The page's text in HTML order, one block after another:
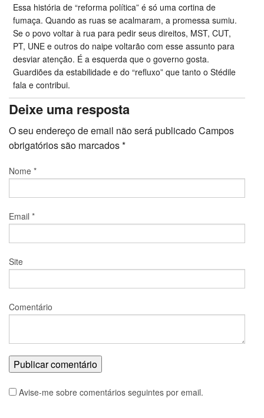
Essa história de “reforma política” é só uma cortina de
fumaça. Quando as ruas se acalmaram, a promessa sumiu.
Se o povo voltar à rua para pedir seus direitos, MST, CUT,
PT, UNE e outros do naipe voltarão com esse assunto para
desviar atenção. É a esquerda que o governo gosta.
Guardiões da estabilidade e do “refluxo” que tanto o Stédile
fala e contribui.
Deixe uma resposta
O seu endereço de email não será publicadoCampos
obrigatórios são marcados*
Nome *
Email *
Site
Comentário
Avise-me sobre comentários seguintes por email.